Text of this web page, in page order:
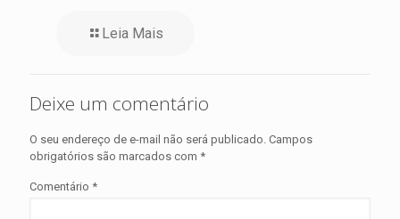
Leia Mais
Deixe um comentário
O seu endereço de e-mail não será publicado. Campos
obrigatórios são marcados com *
Comentário *